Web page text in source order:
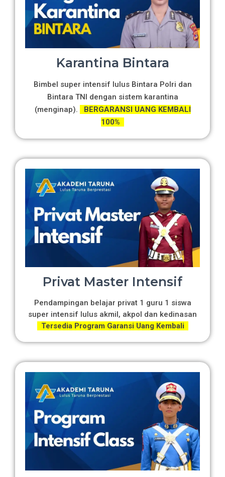
Karantina Bintara
Bimbel super intensif lulus Bintara Polri dan
Bintara TNI dengan sistem karantina
(menginap).
BERGARANSI UANG KEMBALI
100%
Privat Master Intensif
Pendampingan belajar privat 1 guru 1 siswa
super intensif lulus akmil, akpol dan kedinasan
Tersedia Program Garansi Uang Kembali